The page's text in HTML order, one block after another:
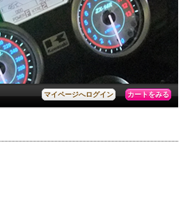
マイページへログイン カートをみる